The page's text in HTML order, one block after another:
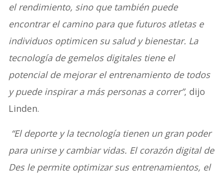
el rendimiento, sino que también puede
encontrar el camino para que futuros atletas e
individuos optimicen su salud y bienestar. La
tecnología de gemelos digitales tiene el
potencial de mejorar el entrenamiento de todos
y puede inspirar a más personas a correr”, dijo
Linden.
“El deporte y la tecnología tienen un gran poder
para unirse y cambiar vidas. El corazón digital de
Des le permite optimizar sus entrenamientos, el